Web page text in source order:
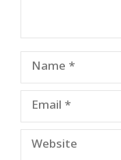
Name
Email
Website